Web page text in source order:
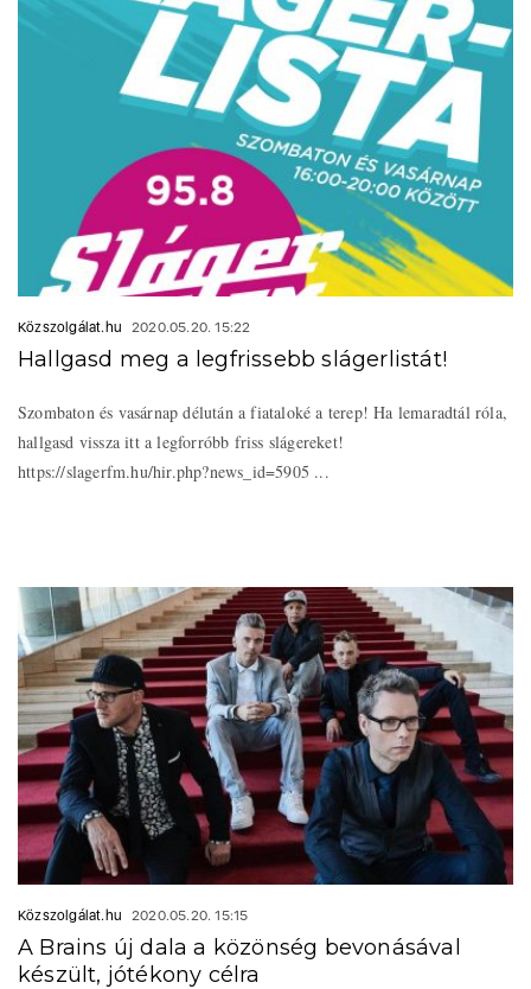
Közszolgálat.hu 2020.05.20. 15:22
Hallgasd meg a legfrissebb slágerlistát!
Szombaton és vasárnap délután a fiataloké a terep! Ha lemaradtál róla,
hallgasd vissza itt a legforróbb friss slágereket!
https://slagerfm.hu/hir.php?news_id=5905 ...
Közszolgálat.hu 2020.05.20. 15:15
A Brains új dala a közönség bevonásával
készült, jótékony célra